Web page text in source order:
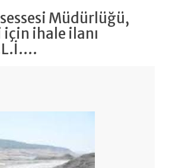
Müdürlüğü,
için ihale ilanı